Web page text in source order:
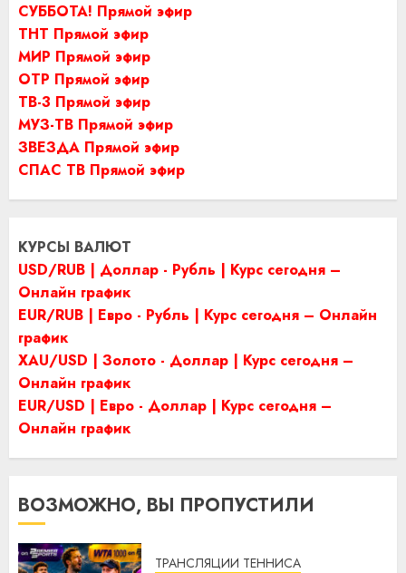
СУББОТА! Прямой эфир
ТНТ Прямой эфир
МИР Прямой эфир
ОТР Прямой эфир
ТВ-3 Прямой эфир
МУЗ-ТВ Прямой эфир
ЗВЕЗДА Прямой эфир
СПАС ТВ Прямой эфир
КУРСЫ ВАЛЮТ
USD/RUB | Доллар - Рубль | Курс сегодня –
Онлайн график
EUR/RUB | Евро - Рубль | Курс сегодня – Онлайн
график
XAU/USD | Золото - Доллар | Курс сегодня –
Онлайн график
EUR/USD | Евро - Доллар | Курс сегодня –
Онлайн график
ВОЗМОЖНО, ВЫ ПРОПУСТИЛИ
ТРАНСЛЯЦИИ ТЕННИСА